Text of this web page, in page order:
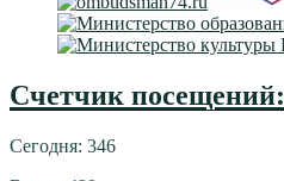
Счетчик посещений:
Сегодня: 346